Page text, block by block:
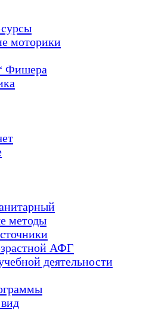
моторики
Фишера
методы
АФГ
деятельности